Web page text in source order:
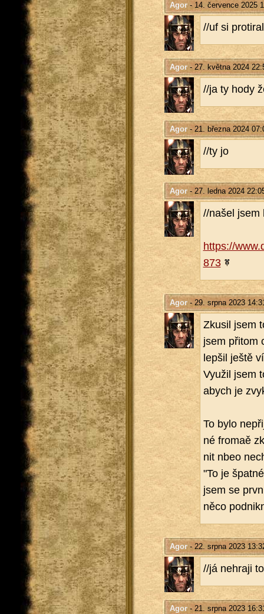
Agor- 14. července 2025
//uf si
Agor- 27. května 2024
//ja ty hody
Agor- 21. března 2024
//ty jo
Agor- 27. ledna 2024
//našel jsem
https://​
873
Agor- 29. srpna 2023
Zku­sil jsem
jsem při­tom
lep­šil ještě
Vy­u­žil jsem
abych je
To bylo
né fro­maě
nit nbeo
"To je
jsem se
něco
Agor- 22. srpna 2023
//já ne­hra­ji
Agor- 21. srpna 2023